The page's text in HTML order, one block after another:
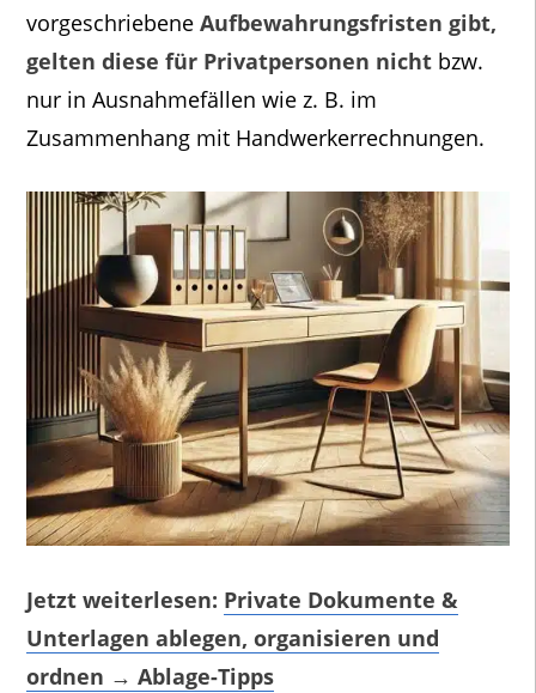
vorgeschriebene Aufbewahrungsfristen gibt,
gelten diese für Privatpersonen nichtbzw.
nur in Ausnahmefällen wie z. B. im
Zusammenhang mit Handwerkerrechnungen.
Jetzt weiterlesen: Private Dokumente &
Unterlagen ablegen, organisieren und
ordnen → Ablage-Tipps